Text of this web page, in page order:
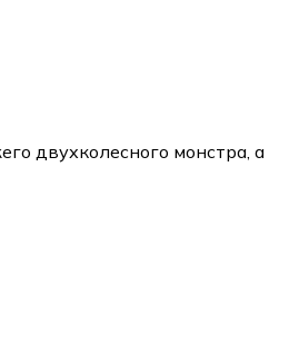
двухколесного монстра, а